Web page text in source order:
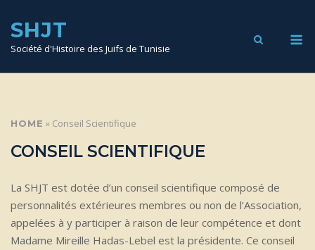
CONTENT
SHJT
Société d'Histoire des Juifs de Tunisie
HOME » Conseil Scientifique
CONSEIL SCIENTIFIQUE
La SHJT est dotée d’un conseil scientifique composé de
personnalités extérieures membres ou non de l’Association,
appelées à y participer à raison de leur compétence et dont
Madame Mireille Hadas-Lebel est la présidente. Ce conseil